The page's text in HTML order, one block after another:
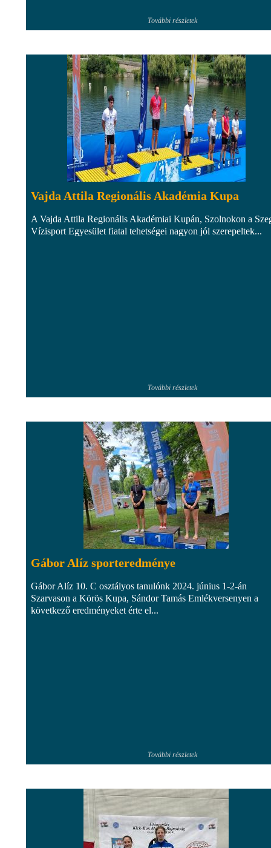
További részletek
Vajda Attila Regionális Akadémia Kupa
A Vajda Attila Regionális Akadémiai Kupán, Szolnokon a
Vízisport Egyesület fiatal tehetségei nagyon jól szerepeltek...
További részletek
Gábor Alíz sporteredménye
Gábor Alíz 10. C osztályos tanulónk 2024. június 1-2-án
Szarvason a Körös Kupa, Sándor Tamás Emlékversenyen a
következő eredményeket érte el...
További részletek